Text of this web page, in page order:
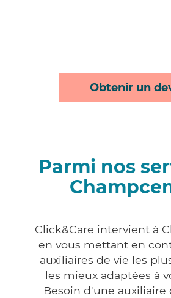
Obtenir un
Parmi nos
Click&Care intervient à
en vous mettant en
auxiliaires de vie les
les mieux adaptées à
Besoin d'une auxiliaire